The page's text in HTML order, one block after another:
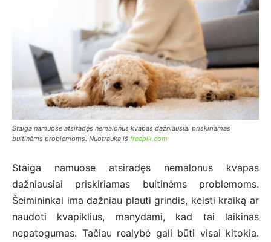
Staiga namuose atsiradęs nemalonus kvapas dažniausiai priskiriamas
buitinėms problemoms. Nuotrauka iš freepik.com
Staiga namuose atsiradęs nemalonus kvapas
dažniausiai priskiriamas buitinėms problemoms.
Šeimininkai ima dažniau plauti grindis, keisti kraiką ar
naudoti kvapiklius, manydami, kad tai laikinas
nepatogumas. Tačiau realybė gali būti visai kitokia.